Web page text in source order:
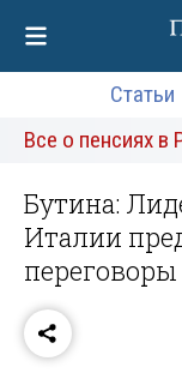
Статьи
Все о пенсиях в
Бутина:
Италии
переговоры